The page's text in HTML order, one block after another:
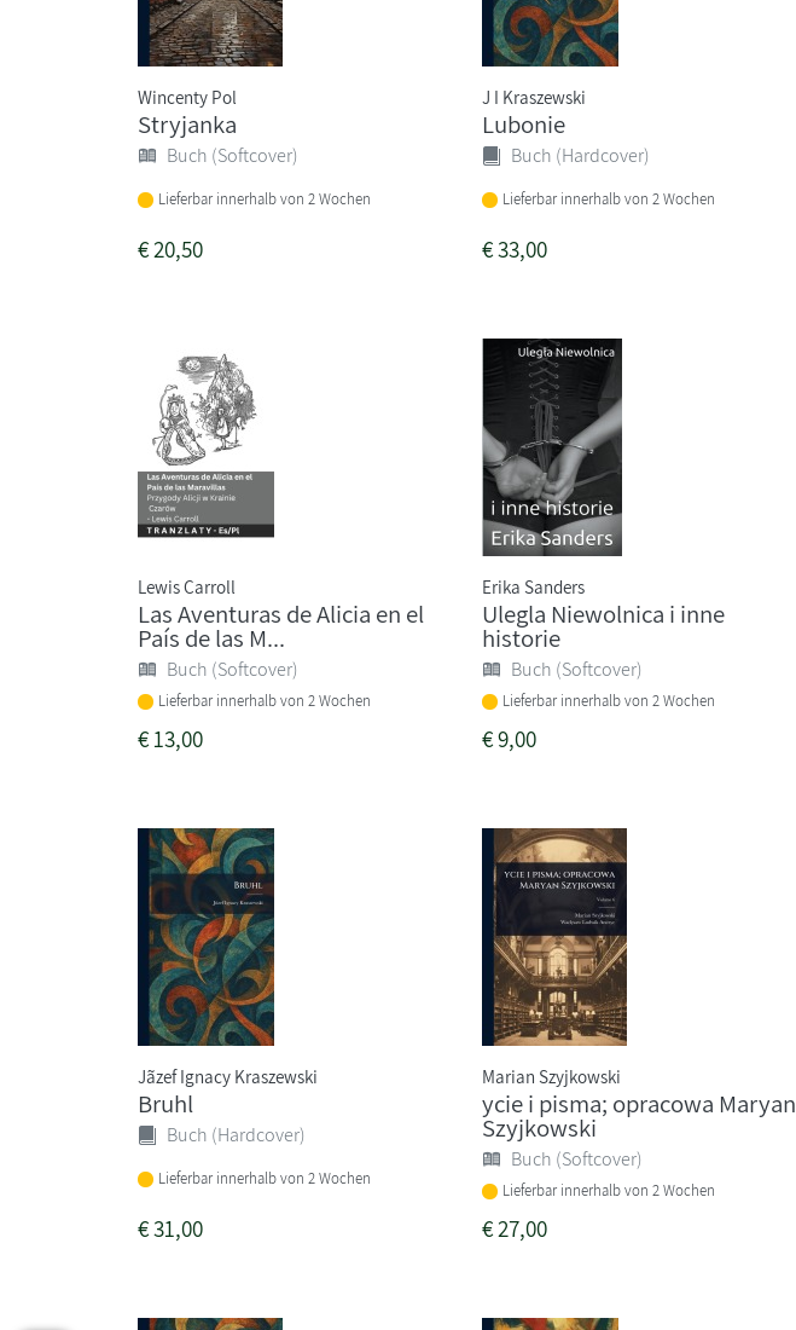
Wincenty Pol
Stryjanka
Buch (Softcover)
Lieferbar innerhalb von 2 Wochen
€20,50
J I Kraszewski
Lubonie
Buch (Hardcover)
Lieferbar innerhalb von 2 Wochen
€33,00
Lewis Carroll
Las Aventuras de Alicia en el
País de las M...
Buch (Softcover)
Lieferbar innerhalb von 2 Wochen
€13,00
Erika Sanders
Ulegla Niewolnica i inne
historie
Buch (Softcover)
Lieferbar innerhalb von 2 Wochen
€9,00
Jãzef Ignacy Kraszewski
Bruhl
Buch (Hardcover)
Lieferbar innerhalb von 2 Wochen
€31,00
Marian Szyjkowski
ycie i pisma; opracowa Maryan
Szyjkowski
Buch (Softcover)
Lieferbar innerhalb von 2 Wochen
€27,00